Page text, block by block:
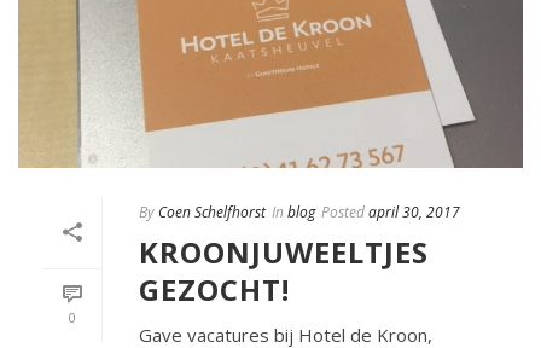
0
By Coen Schelfhorst In blog Postedapril 30, 2017
KROONJUWEELTJES
GEZOCHT!
Gave vacatures bij Hotel de Kroon,